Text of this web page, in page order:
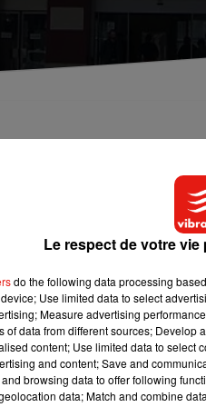
trois retours
A partir de samedi 8 décembre
trajet d’une durée de 2h07,
pas les gares de Luzy,
quotidiens entre les villes
Le respect de votre
do the following data processing
Use limited data to select
Measure advertising
of data from different sources;
content; Use limited data to select
and content; Save and
browsing data to offer following
data; Match and combine